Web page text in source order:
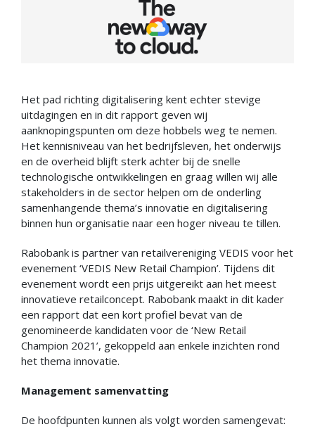
Het pad richting digitalisering kent echter stevige
uitdagingen en in dit rapport geven wij
aanknopingspunten om deze hobbels weg te nemen.
Het kennisniveau van het bedrijfsleven, het onderwijs
en de overheid blijft sterk achter bij de snelle
technologische ontwikkelingen en graag willen wij alle
stakeholders in de sector helpen om de onderling
samenhangende thema’s innovatie en digitalisering
binnen hun organisatie naar een hoger niveau te tillen.
Rabobank is partner van retailvereniging VEDIS voor het
evenement ‘VEDIS New Retail Champion’. Tijdens dit
evenement wordt een prijs uitgereikt aan het meest
innovatieve retailconcept. Rabobank maakt in dit kader
een rapport dat een kort profiel bevat van de
genomineerde kandidaten voor de ‘New Retail
Champion 2021’, gekoppeld aan enkele inzichten rond
het thema innovatie.
Management samenvatting
De hoofdpunten kunnen als volgt worden samengevat: